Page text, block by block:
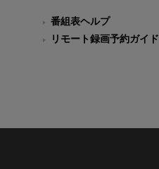
番組表ヘルプ
リモート録画予約ガイド